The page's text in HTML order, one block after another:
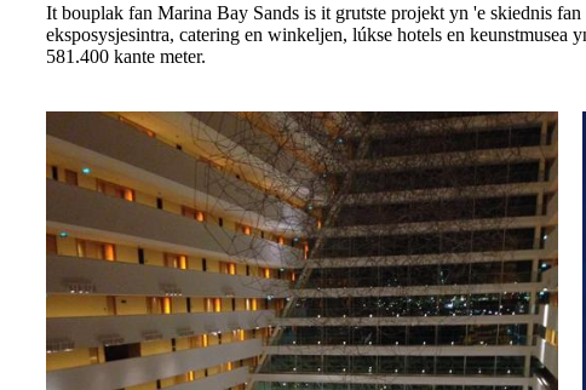
It bouplak fan Marina Bay Sands is it grutste projekt yn 'e skiednis
eksposysjesintra, catering en winkeljen, lúkse hotels en
581.400 kante meter.